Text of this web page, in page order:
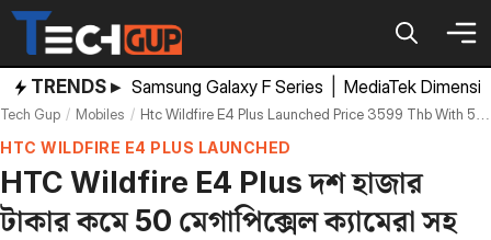
Skip
content
TRENDS ▸ Samsung Galaxy F Series MediaTek
Tech Gup Mobiles Htc Wildfire E4 Plus Launched Price 3599 Thb With 50mp Camera Specifications
HTC WILDFIRE E4 PLUS LAUNCHED
HTC Wildfire E4 Plus দশ হাজার
টাকার কমে 50 মেগাপিক্সেল ক্যামেরা সহ